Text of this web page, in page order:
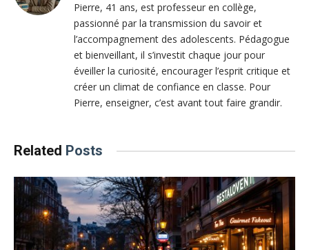
Pierre, 41 ans, est professeur en collège,
passionné par la transmission du savoir et
l’accompagnement des adolescents. Pédagogue
et bienveillant, il s’investit chaque jour pour
éveiller la curiosité, encourager l’esprit critique et
créer un climat de confiance en classe. Pour
Pierre, enseigner, c’est avant tout faire grandir.
Related Posts